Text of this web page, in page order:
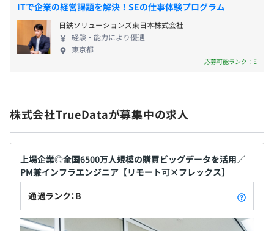
半期ごとの目標設定、振り返りによる評価をおこなってい
全社・・・107名
・IT部署・・・15名
・データサイエンティスト部署・・・10名
ITで企業の経営課題を解決！SEの仕事体験プログラム
日鉄ソリューションズ東日本株式会社
経験・能力により優遇
東京都
応募可能ランク：E
株式会社TrueDataが募集中の求人
上場企業◎全国6500万人規模の購買ビッグデータを活用／
PM兼インフラエンジニア【リモート可×フレックス】
通過ランク：B